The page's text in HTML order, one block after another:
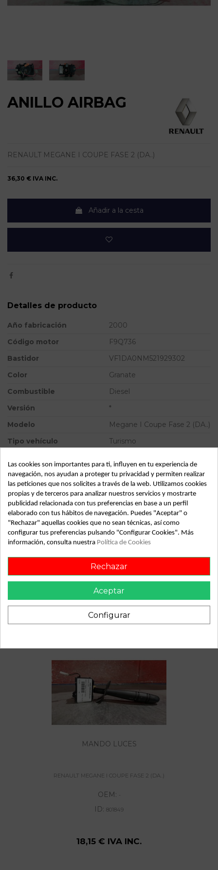
ANILLO AIRBAG
RENAULT MEGANE I COUPE FASE 2 (DA..)
36,30 € IVA INC.
Añadir a la cesta
Detalles de producto
Año fabricación
2000
Código motor
F9Q736
Bastidor
VF1DA0NM521929302
Color
Granate
Combustible
Diesel
Versión
*
Modelo
Megane I Coupe Fase 2 (DA..)
Tipo vehículo
Turismo
SubAlmacén
373
SubSubAlmacén
100029483
ID: 801850
Fecha disponible: 2022-04-06
Descripción
Recambio de anillo airbag para renault megane i coupe fase
2 (da..) referencia OEM IAM
MANDO LUCES
RENAULT MEGANE I COUPE FASE 2 (DA..)
OEM: -
ID: 801849
18,15 € IVA INC.
Las cookies son importantes para ti, influyen en tu experiencia de
navegación, nos ayudan a proteger tu privacidad y permiten realizar
las peticiones que nos solicites a través de la web. Utilizamos cookies
propias y de terceros para analizar nuestros servicios y mostrarte
publicidad relacionada con tus preferencias en base a un perfil
elaborado con tus hábitos de navegación. Puedes "Aceptar" o
"Rechazar" aquellas cookies que no sean técnicas, así como
configurar tus preferencias pulsando "Configurar Cookies". Más
información, consulta nuestra Política de Cookies
Rechazar
Aceptar
Configurar